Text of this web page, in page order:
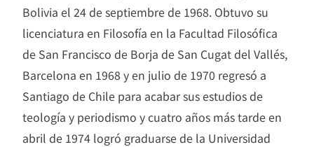
Bolivia el 24 de septiembre de 1968. Obtuvo su
licenciatura en Filosofía en la Facultad Filosófica
de San Francisco de Borja de San Cugat del Vallés,
Barcelona en 1968 y en julio de 1970 regresó a
Santiago de Chile para acabar sus estudios de
teología y periodismo y cuatro años más tarde en
abril de 1974 logró graduarse de la Universidad